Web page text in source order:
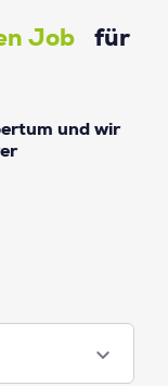
Job für
und wir